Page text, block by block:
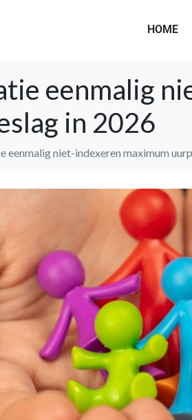
HOME
eenmalig
in 2026
eenmalig niet-indexeren maximum